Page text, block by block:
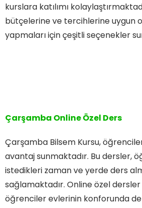
kurslara katılımı
bütçelerine ve tercihlerine uygun
yapmaları için çeşitli seçenekler
Çarşamba Online Özel Ders
Çarşamba Bilsem Kursu,
avantaj sunmaktadır. Bu dersler,
istedikleri zaman ve yerde ders
sağlamaktadır. Online özel
öğrenciler evlerinin konforunda